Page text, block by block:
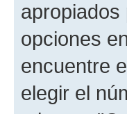
opciones
encuentre
elegir el